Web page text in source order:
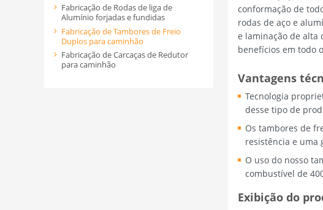
conformação de
rodas de aço e
e laminação de alta
benefícios em todo
Vantagens
Tecnologia
desse tipo de
Os tambores de
resistência e uma
O uso do nosso
combustível de
Exibição do
Fabricação de Rodas de liga de
Alumínio forjadas e fundidas
Fabricação de Tambores de Freio
Duplos para caminhão
Fabricação de Carcaças de Redutor
para caminhão